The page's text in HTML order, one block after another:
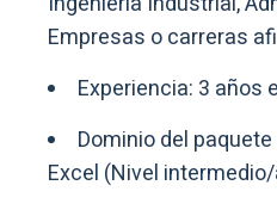
Empresas o carreras
Experiencia: 3 años
Dominio del
Excel (Nivel